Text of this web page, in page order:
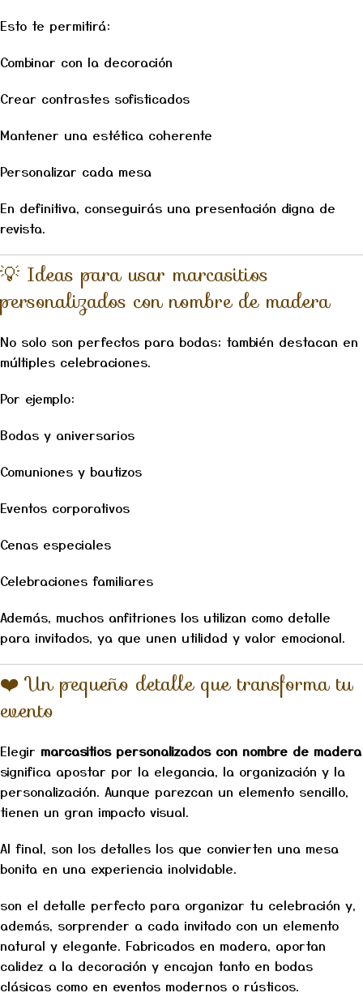
Esto te permitirá:
Combinar con la decoración
Crear contrastes sofisticados
Mantener una estética coherente
Personalizar cada mesa
En definitiva, conseguirás una presentación digna de
revista.
💡 Ideas para usar marcasitios
personalizados con nombre de madera
No solo son perfectos para bodas; también destacan en
múltiples celebraciones.
Por ejemplo:
Bodas y aniversarios
Comuniones y bautizos
Eventos corporativos
Cenas especiales
Celebraciones familiares
Además, muchos anfitriones los utilizan como detalle
para invitados, ya que unen utilidad y valor emocional.
❤️ Un pequeño detalle que transforma tu
evento
Elegir marcasitios personalizados con nombre de madera
significa apostar por la elegancia, la organización y la
personalización. Aunque parezcan un elemento sencillo,
tienen un gran impacto visual.
Al final, son los detalles los que convierten una mesa
bonita en una experiencia inolvidable.
son el detalle perfecto para organizar tu celebración y,
además, sorprender a cada invitado con un elemento
natural y elegante. Fabricados en madera, aportan
calidez a la decoración y encajan tanto en bodas
clásicas como en eventos modernos o rústicos.